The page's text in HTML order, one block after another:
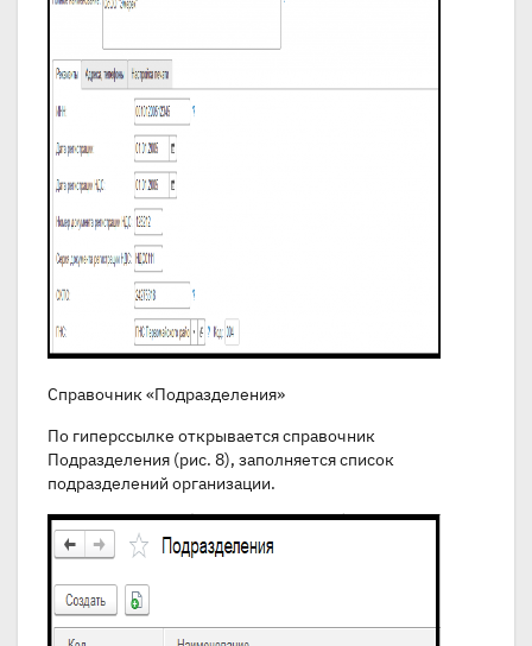
Справочник «Подразделения»
По гиперссылке открывается справочник
Подразделения (рис. 8), заполняется список
подразделений организации.